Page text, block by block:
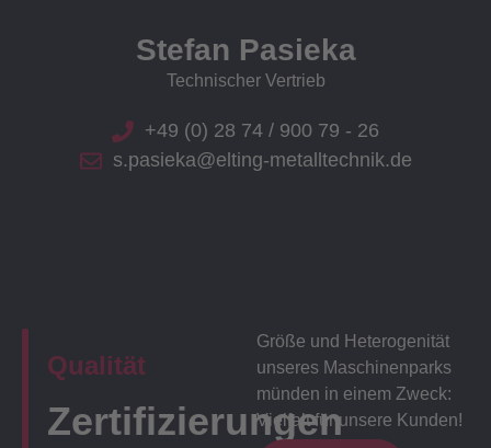
Stefan Pasieka
Technischer Vertrieb
+49 (0) 28 74 / 900 79 - 26
s.pasieka@elting-metalltechnik.de
Qualität
Zertifizierungen
Größe und Heterogenität
unseres Maschinenparks
münden in einem Zweck:
Vielfalt für unsere Kunden!